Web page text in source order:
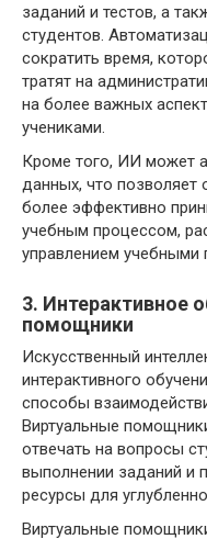
заданий и тестов, а
студентов.
сократить время,
тратят на
на более важных
учениками.
Кроме того, ИИ может
данных, что позволяет
более эффективно
учебным процессом,
управлением учебными
3. Интерактивное
помощники
Искусственный
интерактивного
способы
Виртуальные
отвечать на вопросы
выполнении заданий и
ресурсы для
Виртуальные